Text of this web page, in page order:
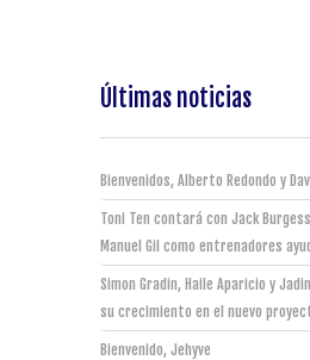
Últimas noticias
Bienvenidos, Alberto Redondo y
Toni Ten contará con Jack
Manuel Gil como entrenadores
Simon Gradin, Haile Aparicio y
su crecimiento en el nuevo
Bienvenido, Jehyve